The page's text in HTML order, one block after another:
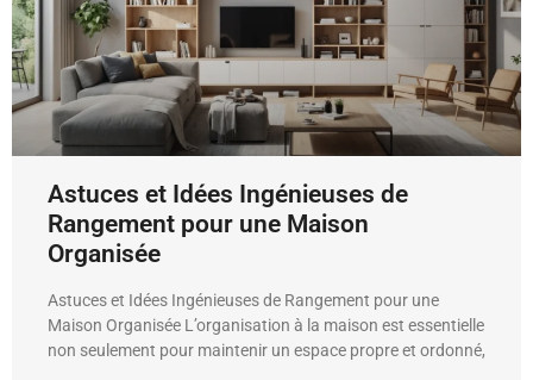
Astuces et Idées Ingénieuses de
Rangement pour une Maison
Organisée
Astuces et Idées Ingénieuses de Rangement pour une
Maison Organisée L’organisation à la maison est essentielle
non seulement pour maintenir un espace propre et ordonné,